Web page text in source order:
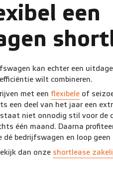
een
kan echter een
wilt combineren.
met een flexibeleof
een deel van het jaar een
niet onnodig stil voor de
één maand. Daarna
bedrijfswagen en loop geen
dan onze shortlease